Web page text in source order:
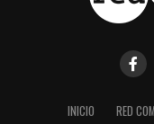
INICIO RED